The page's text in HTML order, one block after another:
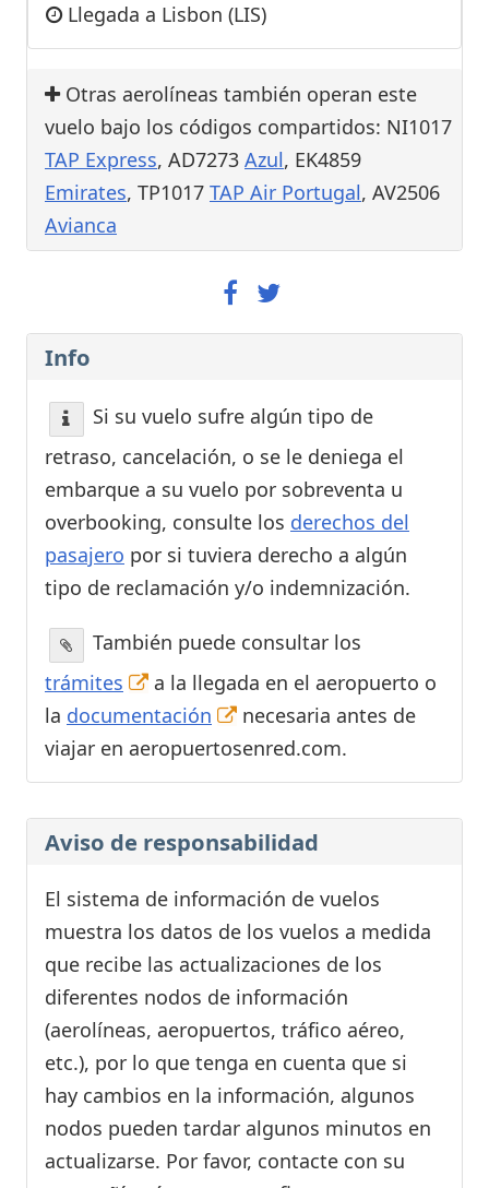
Llegada a Lisbon (LIS)
Otras aerolíneas también operan este
vuelo bajo los códigos compartidos: NI1017
TAP Express, AD7273 Azul, EK4859
Emirates, TP1017 TAP Air Portugal, AV2506
Avianca
Info
Si su vuelo sufre algún tipo de
retraso, cancelación, o se le deniega el
embarque a su vuelo por sobreventa u
overbooking, consulte los derechos del
pasajero por si tuviera derecho a algún
tipo de reclamación y/o indemnización.
También puede consultar los
trámites
a la llegada en el aeropuerto o
la documentación
necesaria antes de
viajar en aeropuertosenred.com.
Aviso de responsabilidad
El sistema de información de vuelos
muestra los datos de los vuelos a medida
que recibe las actualizaciones de los
diferentes nodos de información
(aerolíneas, aeropuertos, tráfico aéreo,
etc.), por lo que tenga en cuenta que si
hay cambios en la información, algunos
nodos pueden tardar algunos minutos en
actualizarse. Por favor, contacte con su